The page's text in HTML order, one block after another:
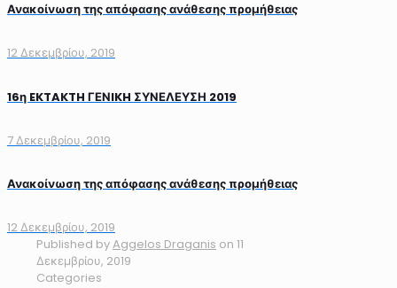
Ανακοίνωση της απόφασης ανάθεσης προμήθειας
12 Δεκεμβρίου, 2019
16η EKTAKTH ΓΕΝIKH ΣΥΝΕΛΕΥΣΗ 2019
7 Δεκεμβρίου, 2019
Ανακοίνωση της απόφασης ανάθεσης προμήθειας
12 Δεκεμβρίου, 2019
Published byAggelos Draganis on 11
Δεκεμβρίου, 2019
Categories